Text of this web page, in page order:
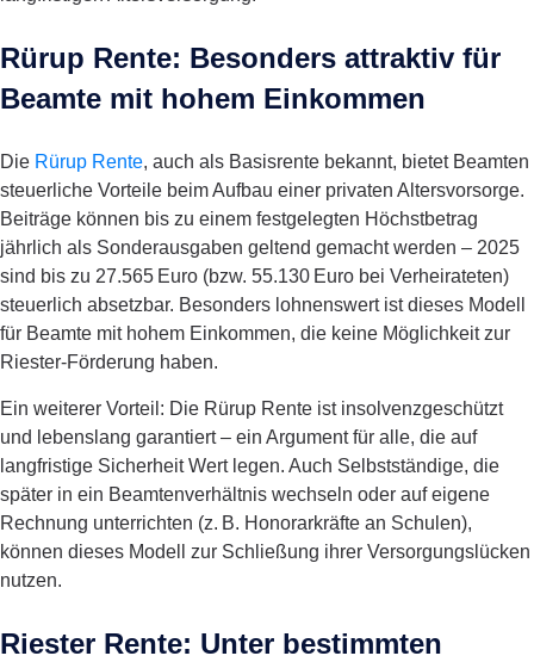
Rürup Rente: Besonders attraktiv für
Beamte mit hohem Einkommen
Die Rürup Rente, auch als Basisrente bekannt, bietet Beamten
steuerliche Vorteile beim Aufbau einer privaten Altersvorsorge.
Beiträge können bis zu einem festgelegten Höchstbetrag
jährlich als Sonderausgaben geltend gemacht werden – 2025
sind bis zu 27.565 Euro (bzw. 55.130 Euro bei Verheirateten)
steuerlich absetzbar. Besonders lohnenswert ist dieses Modell
für Beamte mit hohem Einkommen, die keine Möglichkeit zur
Riester-Förderung haben.
Ein weiterer Vorteil: Die Rürup Rente ist insolvenzgeschützt
und lebenslang garantiert – ein Argument für alle, die auf
langfristige Sicherheit Wert legen. Auch Selbstständige, die
später in ein Beamtenverhältnis wechseln oder auf eigene
Rechnung unterrichten (z. B. Honorarkräfte an Schulen),
können dieses Modell zur Schließung ihrer Versorgungslücken
nutzen.
Riester Rente: Unter bestimmten